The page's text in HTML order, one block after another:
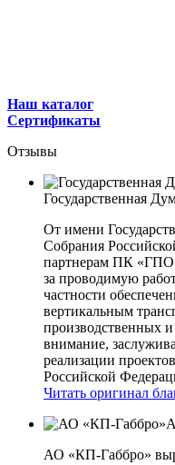
Наш каталог
Сертификаты
Отзывы
Государственная
От имени
Собрания
партнерам ПК
за проводимую
частности
вертикальным
производственных
внимание,
реализации
Российской
Читать оригинал
АО «КП-Габбро»